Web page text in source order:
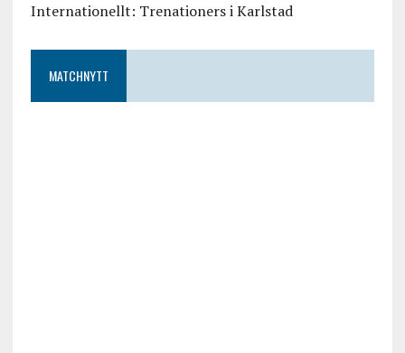
Internationellt: Trenationers i Karlstad
MATCHNYTT